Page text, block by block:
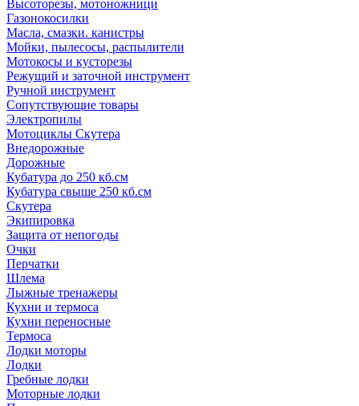
Высоторезы, мотоножници
Газонокосилки
Масла, смазки. канистры
Мойки, пылесосы, распылители
Мотокосы и кусторезы
Режущий и заточной инструмент
Ручной инструмент
Сопутствующие товары
Электропилы
Мотоциклы Скутера
Внедорожные
Дорожные
Кубатура до 250 кб.см
Кубатура свыше 250 кб.см
Скутера
Экипировка
Защита от непогоды
Очки
Перчатки
Шлема
Лыжные тренажеры
Кухни и термоса
Кухни переносные
Термоса
Лодки моторы
Лодки
Гребные лодки
Моторные лодки